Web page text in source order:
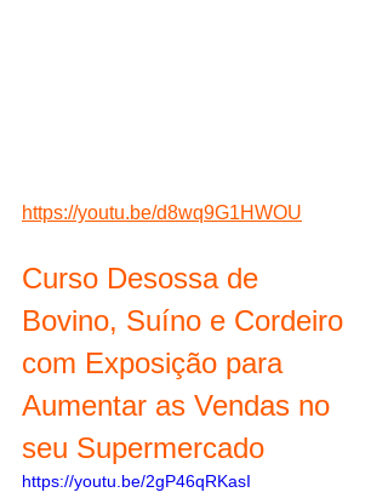
https://youtu.be/d8wq9G1HWOU
Curso Desossa de
Bovino, Suíno e Cordeiro
com Exposição para
Aumentar as Vendas no
seu Supermercado
https://youtu.be/2gP46qRKasI